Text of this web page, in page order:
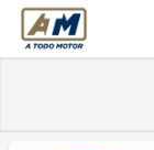
A Todo Motor